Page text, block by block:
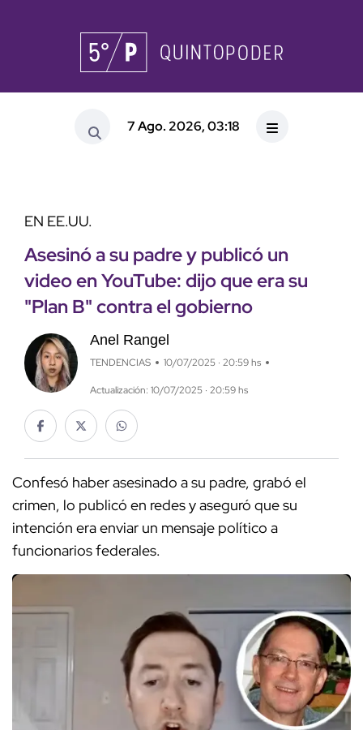
7 Ago. 2026, 03:18
EN EE.UU.
Asesinó a su padre y publicó un
video en YouTube: dijo que era su
"Plan B" contra el gobierno
Anel Rangel
TENDENCIAS 10/07/2025 · 20:59 hs
Actualización: 10/07/2025 · 20:59 hs
Confesó haber asesinado a su padre, grabó el
crimen, lo publicó en redes y aseguró que su
intención era enviar un mensaje político a
funcionarios federales.